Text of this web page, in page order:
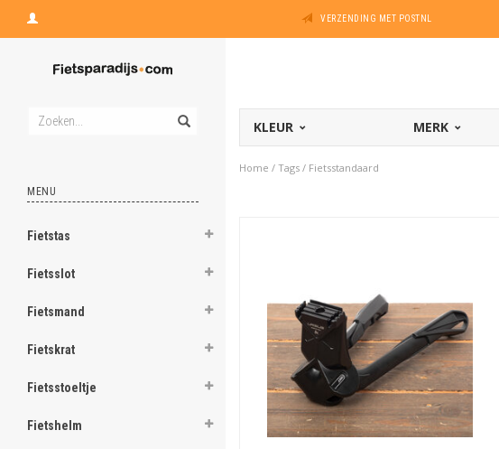
VERZENDING MET POSTNL
MENU
Fietstas
Fietsslot
Fietsmand
Fietskrat
Fietsstoeltje
Fietshelm
KLEUR MERK
Home / Tags / Fietsstandaard